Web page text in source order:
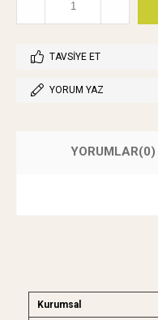
TAVSIYE ET
YORUM YAZ
YORUMLAR(0)
Kurumsal